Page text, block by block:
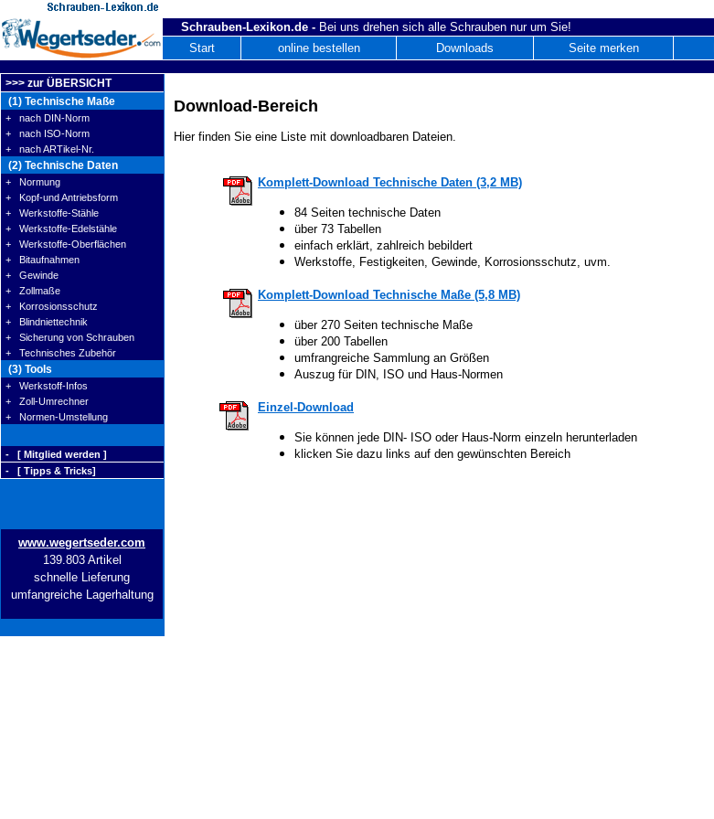
Schrauben-Lexikon.de - Bei uns drehen sich alle Schrauben nur um Sie!
Start
online bestellen Downloads Seite merken
>>> zur ÜBERSICHT
(1) Technische Maße
+ nach DIN-Norm
+ nach ISO-Norm
+ nach ARTikel-Nr.
(2) Technische Daten
+ Normung
+ Kopf-und Antriebsform
+ Werkstoffe-Stähle
+ Werkstoffe-Edelstähle
+ Werkstoffe-Oberflächen
+ Bitaufnahmen
+ Gewinde
+ Zollmaße
+ Korrosionsschutz
+ Blindniettechnik
+ Sicherung von Schrauben
+ Technisches Zubehör
(3) Tools
+ Werkstoff-Infos
+ Zoll-Umrechner
+ Normen-Umstellung
- [ Mitglied werden ]
- [ Tipps & Tricks]
www.wegertseder.com
139.803 Artikel
schnelle Lieferung
umfangreiche Lagerhaltung
Download-Bereich
Hier finden Sie eine Liste mit downloadbaren Dateien.
Komplett-Download Technische Daten (3,2 MB)
84 Seiten technische Daten
über 73 Tabellen
einfach erklärt, zahlreich bebildert
Werkstoffe, Festigkeiten, Gewinde, Korrosionsschutz, uvm.
Komplett-Download Technische Maße (5,8 MB)
über 270 Seiten technische Maße
über 200 Tabellen
umfrangreiche Sammlung an Größen
Auszug für DIN, ISO und Haus-Normen
Einzel-Download
Sie können jede DIN- ISO oder Haus-Norm einzeln herunterladen
klicken Sie dazu links auf den gewünschten Bereich